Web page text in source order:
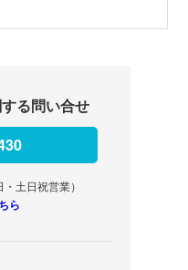
る問い合せ
土日祝営業）
ら